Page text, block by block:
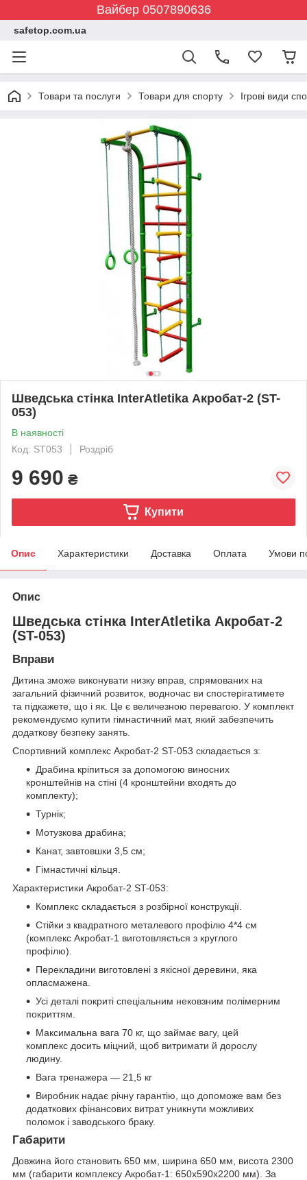
Вайбер 0507890636
safetop.com.ua
Товари та послуги Товари для спорту Ігрові види
Шведська стінка InterAtletika Акробат-2 (ST-
053)
В наявності
Код: ST053
Роздріб
9 690 ₴
Купити
Опис Характеристики Доставка Оплата Умови
Опис
Шведська стінка InterAtletika Акробат-2
(ST-053)
Вправи
Дитина зможе виконувати низку вправ, спрямованих на
загальний фізичний розвиток, водночас ви спостерігатимете
та підкажете, що і як. Це є величезною перевагою. У комплект
рекомендуємо купити гімнастичний мат, який забезпечить
додаткову безпеку занять.
Спортивний комплекс Акробат-2 ST-053 складається з:
Драбина кріпиться за допомогою виносних
кронштейнів на стіні (4 кронштейни входять до
комплекту);
Турнік;
Мотузкова драбина;
Канат, завтовшки 3,5 см;
Гімнастичні кільця.
Характеристики Акробат-2 ST-053:
Комплекс складається з розбірної конструкції.
Стійки з квадратного металевого профілю 4*4 см
(комплекс Акробат-1 виготовляється з круглого
профілю).
Перекладини виготовлені з якісної деревини, яка
опласмажена.
Усі деталі покриті спеціальним нековзним полімерним
покриттям.
Максимальна вага 70 кг, що займає вагу, цей
комплекс досить міцний, щоб витримати й дорослу
людину.
Вага тренажера — 21,5 кг
Виробник надає річну гарантію, що допоможе вам без
додаткових фінансових витрат уникнути можливих
поломок і заводського браку.
Габарити
Довжина його становить 650 мм, ширина 650 мм, висота 2300
мм (габарити комплексу Акробат-1: 650х590х2200 мм). За